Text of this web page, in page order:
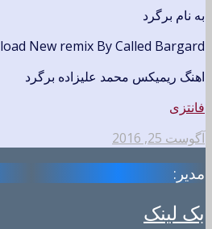
به نام برگرد
New remix By Called Bargard
اهنگ ریمیکس محمد علیزاده برگرد
فانتزی
آگوست 25, 2016
مدیر:
بک لینک